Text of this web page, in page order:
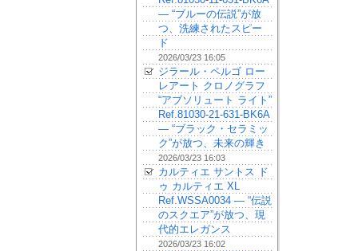
— “ブルーの伝説”が放
つ、洗練されたスピー
ド
2026/03/23 16:05
ジラール・ペルゴ ロー
レアート クロノグラフ
“アブソリュート ライト”
Ref.81030-21-631-BK6A
— “ブラック・セラミッ
ク”が放つ、未来の輝き
2026/03/23 16:03
カルティエ サントス ド
ゥ カルティエ XL
Ref.WSSA0034 — “伝説
のスクエア”が放つ、現
代的エレガンス
2026/03/23 16:02